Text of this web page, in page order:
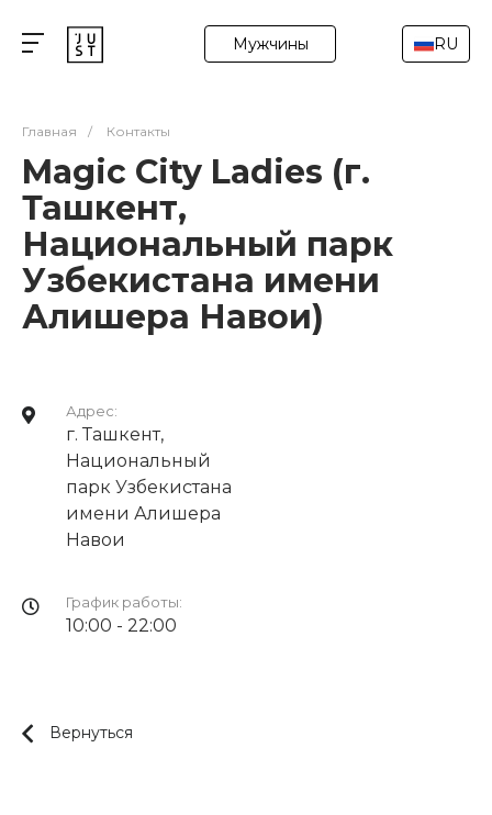
Мужчины RU
Главная / Контакты
Magic City Ladies (г.
Ташкент,
Национальный парк
Узбекистана имени
Алишера Навои)
Адрес:
г. Ташкент,
Национальный
парк Узбекистана
имени Алишера
Навои
График работы:
10:00 - 22:00
Вернуться